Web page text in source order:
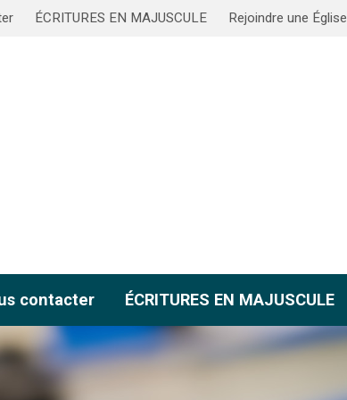
ÉCRITURES EN MAJUSCULE Rejoindre une Église
contacter ÉCRITURES EN MAJUSCULE